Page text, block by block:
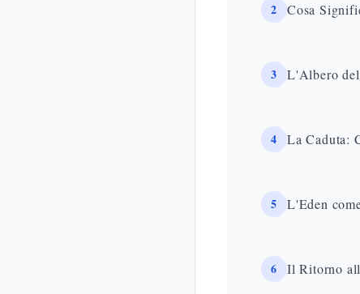
2
3 L'Albero
4 La Caduta:
5 L'Eden
6 Il Ritorno